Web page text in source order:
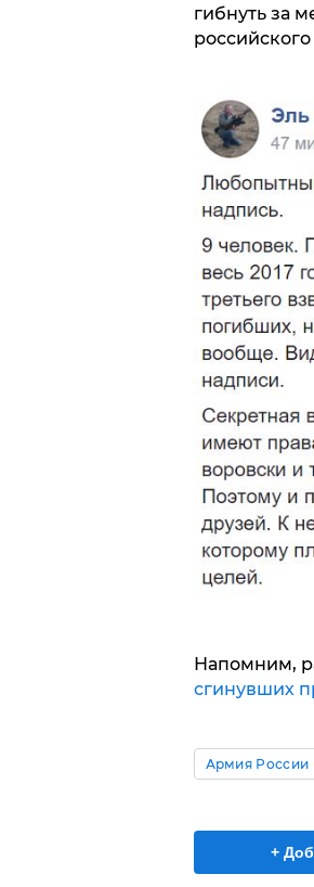
гибнуть за
Напомним,
сгинувших
Армия России
+